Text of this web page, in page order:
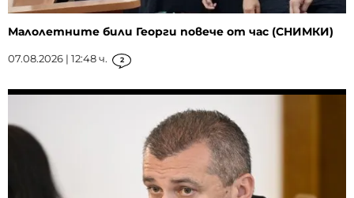
Малолетните били Георги повече от час (СНИМКИ)
07.08.2026 | 12:48 ч. 2